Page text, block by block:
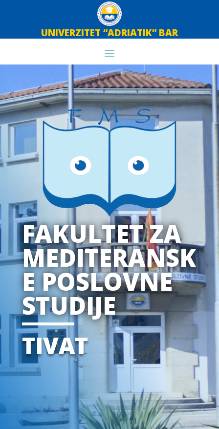
UNIVERZITET “ADRIATIK” BAR
FAKULTET ZA
MEDITERANSK
E POSLOVNE
STUDIJE
TIVAT